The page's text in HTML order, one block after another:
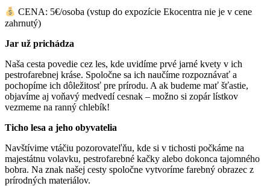
CENA: 5€/osoba (vstup do expozície Ekocentra nie je v cene
zahrnutý)
Jar už prichádza
Naša cesta povedie cez les, kde uvidíme prvé jarné kvety v ich
pestrofarebnej kráse. Spoločne sa ich naučíme rozpoznávať a
pochopíme ich dôležitosť pre prírodu. A ak budeme mať šťastie,
objavíme aj voňavý medvedí cesnak – možno si zopár lístkov
vezmeme na ranný chlebík!
Ticho lesa a jeho obyvatelia
Navštívime vtáčiu pozorovateľňu, kde si v tichosti počkáme na
majestátnu volavku, pestrofarebné kačky alebo dokonca tajomného
bobra. Na znak našej cesty spoločne vytvoríme farebný obrazec z
prírodných materiálov.